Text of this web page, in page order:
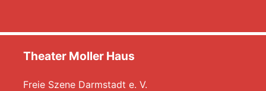
Theater Moller Haus
Freie Szene Darmstadt e. V.